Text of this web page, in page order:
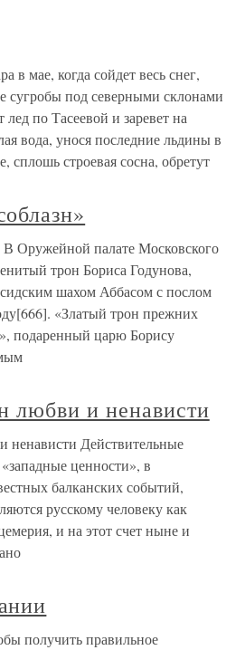
в мае, когда сойдет весь снег,
сугробы под северными склонами
лед по Тасеевой и заревет на
вода, унося последние льдины в
сплошь строевая сосна, обретут
В Оружейной палате Московского
трон Бориса Годунова,
шахом Аббасом с послом
«Златый трон прежних
подаренный царю Борису
любви и ненависти
ненависти Действительные
ценности», в
балканских событий,
русскому человеку как
и на этот счет ныне и
получить правильное